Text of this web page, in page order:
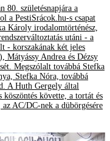
80. születésnapjára a
a PestiSrácok.hu-s csapat
Károly irodalomtörténész,
utáni - a
- korszakának két jeles
Mátyássy Andrea és Dézsy
Megszólalt továbbá Stefka
Stefka Nóra, továbbá
A Huth Gergely által
követte, a tortát és
AC/DC-nek a dübörgésére